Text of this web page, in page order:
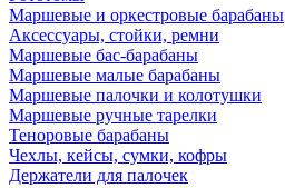
Маршевые и оркестровые барабаны
Аксессуары, стойки, ремни
Маршевые бас-барабаны
Маршевые малые барабаны
Маршевые палочки и колотушки
Маршевые ручные тарелки
Теноровые барабаны
Чехлы, кейсы, сумки, кофры
Держатели для палочек